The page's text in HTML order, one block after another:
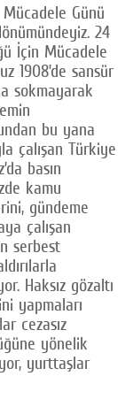
Günü
24
İçin Mücadele
1908’de sansür
sokmayarak
bu yana
çalışan Türkiye
basın
kamu
gündeme
çalışan
serbest
Haksız gözaltı
yapmaları
cezasız
yönelik
yurttaşlar